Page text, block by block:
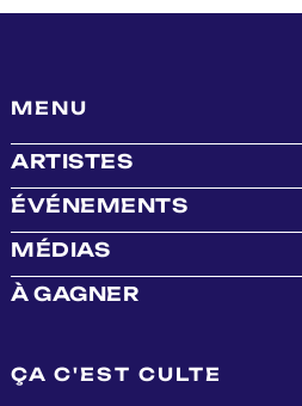
MENU
ARTISTES
ÉVÉNEMENTS
MÉDIAS
À GAGNER
ÇA C'EST CULTE